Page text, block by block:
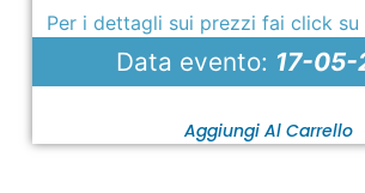
Per i dettagli sui prezzi fai click
Data evento: 17-05-
Aggiungi Al Carrello